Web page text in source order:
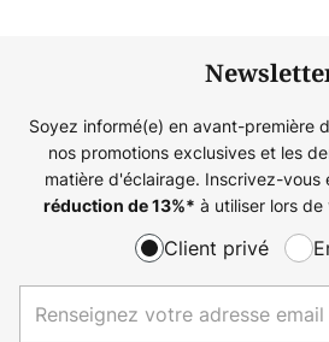
Soyez informé(e) en avant-première
nos promotions exclusives et les
matière d'éclairage. Inscrivez-vous
réduction de13%* à utiliser lors
Client privé